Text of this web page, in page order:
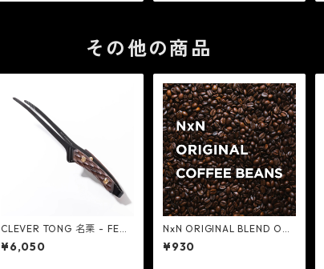
その他の商品
CLEVER TONG 名栗 - FEDE
CA
¥6,050
NxN ORIGINAL BLEND OUT
DOOR ONLY COFFEE - Ne
xt Natural
¥930